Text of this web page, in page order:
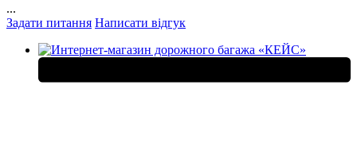
...
Задати питання Написати відгук